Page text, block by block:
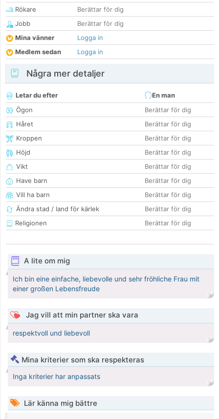
Rökare
Berättar för dig
Jobb
Berättar för dig
Mina vänner
Logga in
Medlem sedan
Logga in
Några mer detaljer
Letar du efter
En man
Ögon
Berättar för dig
Håret
Berättar för dig
Kroppen
Berättar för dig
Höjd
Berättar för dig
Vikt
Berättar för dig
Have barn
Berättar för dig
Vill ha barn
Berättar för dig
Ändra stad / land för kärlek
Berättar för dig
Religionen
Berättar för dig
A lite om mig
Ich bin eine einfache, liebevolle und sehr fröhliche Frau mit
einer großen Lebensfreude
Jag vill att min partner ska vara
respektvoll und liebevoll
Mina kriterier som ska respekteras
Inga kriterier har anpassats
Lär känna mig bättre